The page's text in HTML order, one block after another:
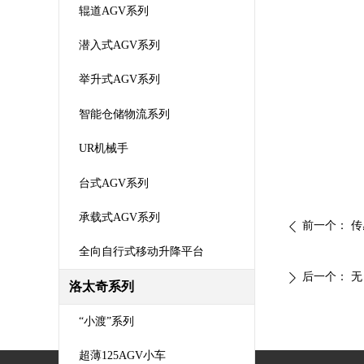
ꄴ 前一个：
ꄲ 后一个： 无
辊道AGV系列
潜入式AGV系列
举升式AGV系列
智能仓储物流系列
UR机械手
台式AGV系列
承载式AGV系列
全向自行式移动升降平台
洛太奇系列
“小渡”系列
超薄125AGV小车